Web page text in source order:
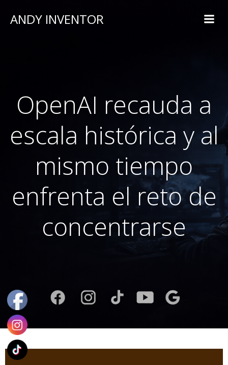
ANDY INVENTOR
OpenAI recauda a
escala histórica y al
mismo tiempo
enfrenta el reto de
concentrarse